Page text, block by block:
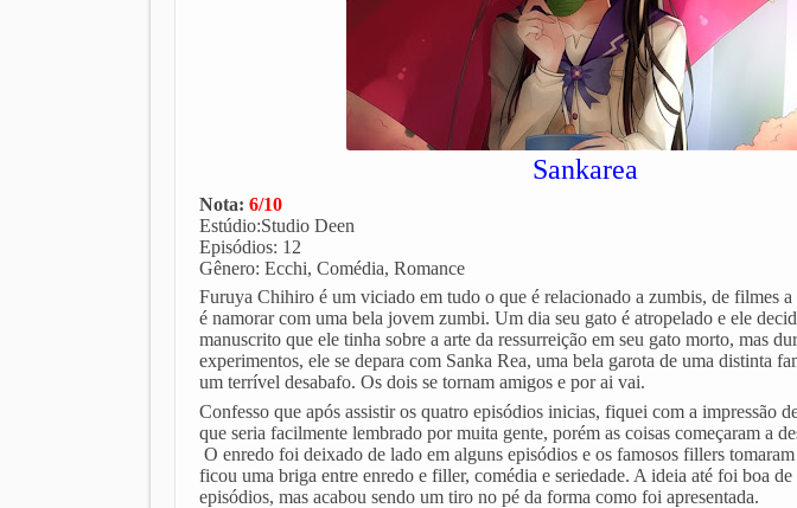
Sankarea
Nota: 6/10
Estúdio:Studio Deen
Episódios: 12
Gênero: Ecchi, Comédia, Romance
Furuya Chihiro é um viciado em tudo o que é relacionado a zumbis, de filmes a
é namorar com uma bela jovem zumbi. Um dia seu gato é atropelado e ele
manuscrito que ele tinha sobre a arte da ressurreição em seu gato morto, mas
experimentos, ele se depara com Sanka Rea, uma bela garota de uma distinta
um terrível desabafo. Os dois se tornam amigos e por ai vai.
Confesso que após assistir os quatro episódios inicias, fiquei com a impressão
que seria facilmente lembrado por muita gente, porém as coisas começaram a
O enredo foi deixado de lado em alguns episódios e os famosos fillers
ficou uma briga entre enredo e filler, comédia e seriedade. A ideia até foi boa de
episódios, mas acabou sendo um tiro no pé da forma como foi apresentada.